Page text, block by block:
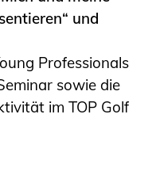
und
Professionals
sowie die
im TOP Golf